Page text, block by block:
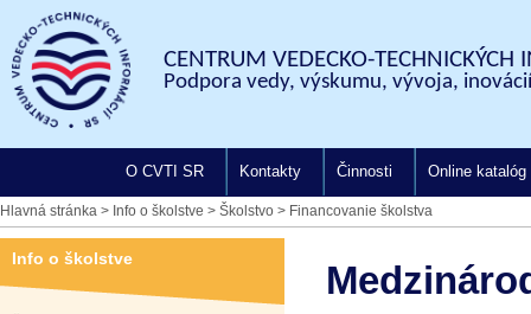
CENTRUM VEDECKO-TECHNICKÝCH
Podpora vedy, výskumu, vývoja,
O CVTI SR Kontakty Činnosti Online katalóg
Hlavná stránka > Info o školstve > Školstvo > Financovanie školstva
Info o školstve